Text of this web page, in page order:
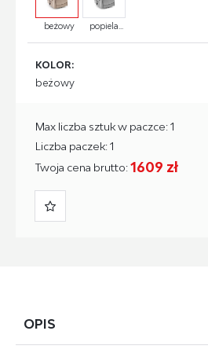
beżowy popiela...
KOLOR:
beżowy
Twoja cena brutto:1609 zł
Max liczba sztuk w paczce: 1
Liczba paczek: 1
OPIS